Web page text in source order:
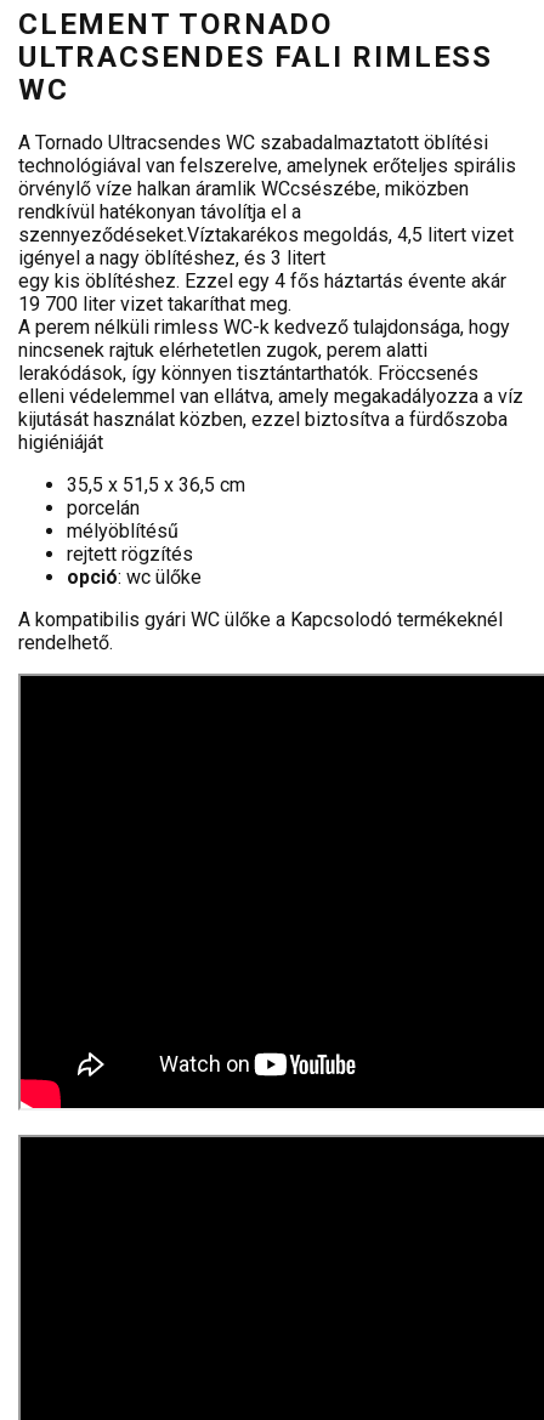
CLEMENT TORNADO
ULTRACSENDES FALI RIMLESS
WC
A Tornado Ultracsendes WC szabadalmaztatott öblítési
technológiával van felszerelve, amelynek erőteljes spirális
örvénylő víze halkan áramlik WCcsészébe, miközben
rendkívül hatékonyan távolítja el a
szennyeződéseket.Víztakarékos megoldás, 4,5 litert vizet
igényel a nagy öblítéshez, és 3 litert
egy kis öblítéshez. Ezzel egy 4 fős háztartás évente akár
19 700 liter vizet takaríthat meg.
A perem nélküli rimless WC-k kedvező tulajdonsága, hogy
nincsenek rajtuk elérhetetlen zugok, perem alatti
lerakódások, így könnyen tisztántarthatók. Fröccsenés
elleni védelemmel van ellátva, amely megakadályozza a víz
kijutását használat közben, ezzel biztosítva a fürdőszoba
higiéniáját
35,5 x 51,5 x 36,5 cm
porcelán
mélyöblítésű
rejtett rögzítés
opció: wc ülőke
A kompatibilis gyári WC ülőke a Kapcsolodó termékeknél
rendelhető.